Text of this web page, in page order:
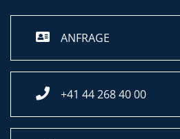
ANFRAGE
+41 44 268 40 00